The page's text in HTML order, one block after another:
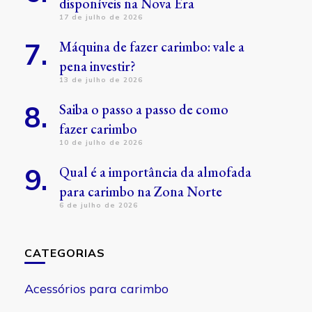
disponíveis na Nova Era
17 de julho de 2026
Máquina de fazer carimbo: vale a
pena investir?
13 de julho de 2026
Saiba o passo a passo de como
fazer carimbo
10 de julho de 2026
Qual é a importância da almofada
para carimbo na Zona Norte
6 de julho de 2026
CATEGORIAS
Acessórios para carimbo